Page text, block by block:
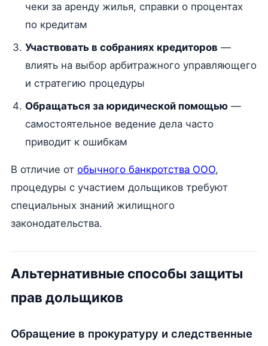
чеки за аренду жилья, справки о процентах
по кредитам
Участвовать в собраниях кредиторов —
влиять на выбор арбитражного управляющего
и стратегию процедуры
Обращаться за юридической помощью—
самостоятельное ведение дела часто
приводит к ошибкам
В отличие от обычного банкротства ООО,
процедуры с участием дольщиков требуют
специальных знаний жилищного
законодательства.
Альтернативные способы защиты
прав дольщиков
Обращение в прокуратуру и следственные